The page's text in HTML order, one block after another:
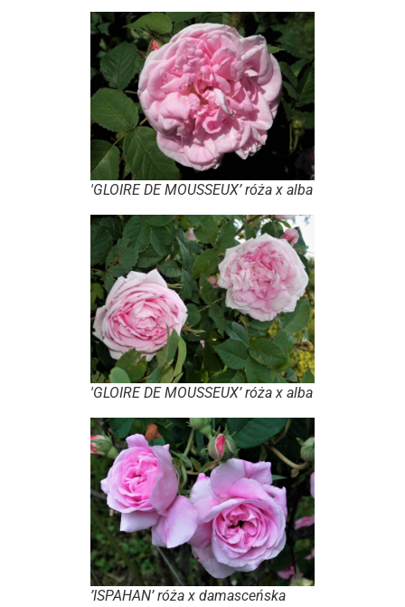
'GLOIRE DE MOUSSEUX’ róża x alba
'GLOIRE DE MOUSSEUX’ róża x alba
’ISPAHAN’ róża x damasceńska